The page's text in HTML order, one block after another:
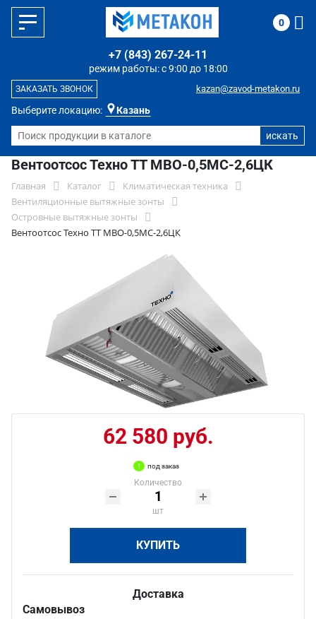
Выберите локацию: Казань
режим работы: с 9:00 до 18:00
+7 (843) 267-24-11
kazan@zavod-metakon.ru
ЗАКАЗАТЬ ЗВОНОК
0
Вентоотсос Техно ТТ МВО-0,5МС-2,6ЦК
Главная Каталог
Климатическая техника
Вентиляционные вытяжные зонты
Островные вытяжные зонты
Вентоотсос Техно ТТ МВО-0,5МС-2,6ЦК
62 580 руб.
под заказ
Количество
шт
КУПИТЬ
Доставка
Самовывоз